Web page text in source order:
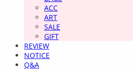
ACC
ART
SALE
GIFT
REVIEW
NOTICE
Q&A